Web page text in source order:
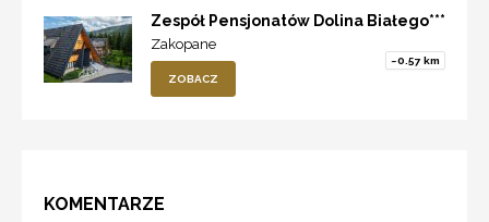
Zespół Pensjonatów Dolina Białego***
Zakopane
~0.57 km
ZOBACZ
KOMENTARZE